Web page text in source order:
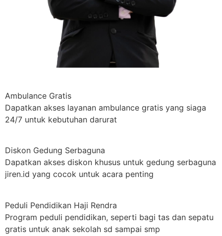
Ambulance Gratis
Dapatkan akses layanan ambulance gratis yang siaga
24/7 untuk kebutuhan darurat
Diskon Gedung Serbaguna
Dapatkan akses diskon khusus untuk gedung serbaguna
jiren.id yang cocok untuk acara penting
Peduli Pendidikan Haji Rendra
Program peduli pendidikan, seperti bagi tas dan sepatu
gratis untuk anak sekolah sd sampai smp